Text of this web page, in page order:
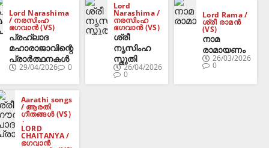
Lord Narashima
/ നരസിംഹ
ഭഗവാൻ (VS)
പ്രഹ്ലാദ
മഹാരാജാവിന്റെ
പ്രാർത്ഥനകൾ
29/04/2026 0
Lord
Narashima /
നരസിംഹ
ഭഗവാൻ (VS)
ശ്രീ
നൃസിംഹ
സ്തുതി
26/04/2026
0
Lord Rama /
ശ്രീ രാമൻ
(VS)
നാമ
രാമായണം
26/03/2026
0
Aarathi songs
/ ആരതി
ഗീതങ്ങൾ (VS)
LORD
CHAITANYA /
ഭഗവാൻ